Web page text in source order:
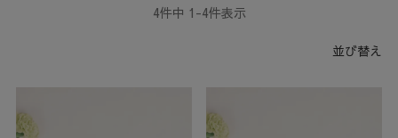
並び替え
4件中 1 -4件表示